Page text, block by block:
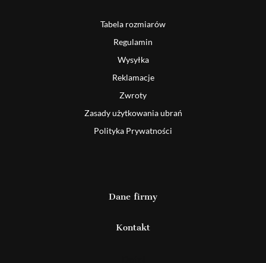
Tabela rozmiarów
Regulamin
Wysyłka
Reklamacje
Zwroty
Zasady użytkowania ubrań
Polityka Prywatności
Dane firmy
Kontakt